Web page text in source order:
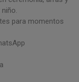
para momentos